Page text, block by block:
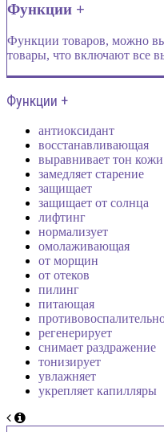
Функции +
Функции товаров, можно
товары, что включают все
Функции +
антиоксидант
восстанавливающая
выравнивает тон кожи
замедляет старение
защищает
защищает от солнца
лифтинг
нормализует
омолаживающая
от морщин
от отеков
пилинг
питающая
регенерирует
снимает раздражение
тонизирует
увлажняет
укрепляет капилляры